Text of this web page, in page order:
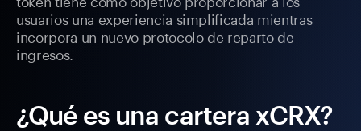
usuarios una experiencia simplificada mientras
incorpora un nuevo protocolo de reparto de
ingresos.
¿Qué es una cartera xCRX?